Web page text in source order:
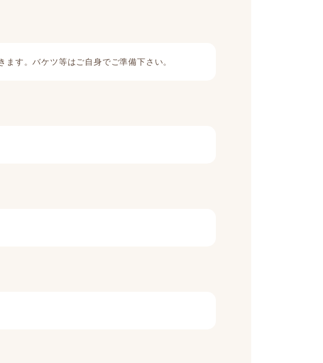
す。バケツ等はご自身でご準備下さい。